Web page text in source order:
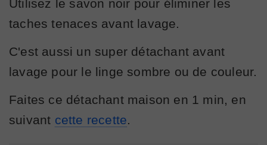
Utilisez le savon noir pour éliminer les
taches tenaces avant lavage.
C'est aussi un super détachant avant
lavage pour le linge sombre ou de couleur.
Faites ce détachant maison en 1 min, en
suivant cette recette.